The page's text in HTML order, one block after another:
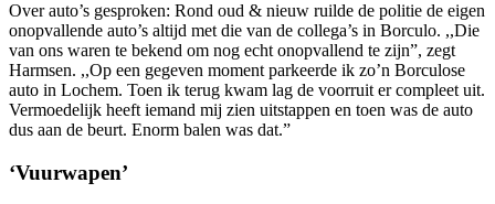
Over auto’s gesproken: Rond oud & nieuw ruilde de politie de eigen
onopvallende auto’s altijd met die van de collega’s in Borculo. ,,Die
van ons waren te bekend om nog echt onopvallend te zijn”, zegt
Harmsen. ,,Op een gegeven moment parkeerde ik zo’n Borculose
auto in Lochem. Toen ik terug kwam lag de voorruit er compleet uit.
Vermoedelijk heeft iemand mij zien uitstappen en toen was de auto
dus aan de beurt. Enorm balen was dat.”
‘Vuurwapen’